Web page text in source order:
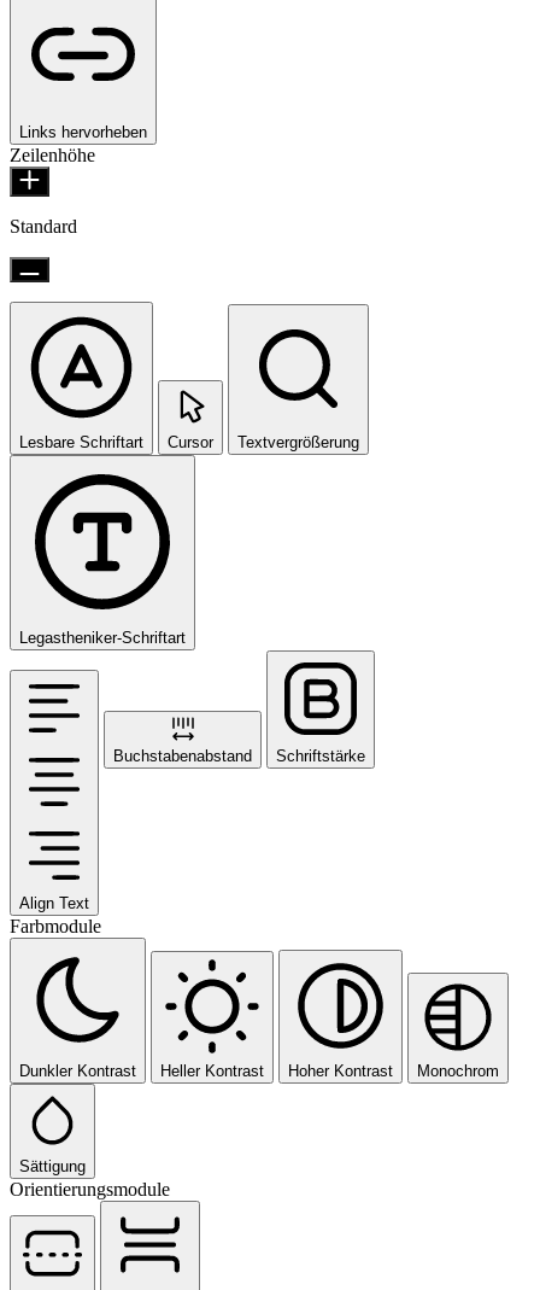
Links hervorheben
Zeilenhöhe
Standard
Lesbare Schriftart Cursor Textvergrößerung
Legastheniker-Schriftart
Align Text
Buchstabenabstand Schriftstärke
Farbmodule
Dunkler Kontrast Heller Kontrast Hoher Kontrast Monochrom
Sättigung
Orientierungsmodule